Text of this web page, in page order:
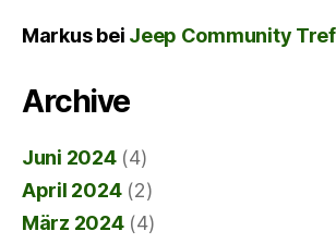
Markusbei Jeep Community
Archive
Juni 2024(4)
April 2024(2)
März 2024(4)